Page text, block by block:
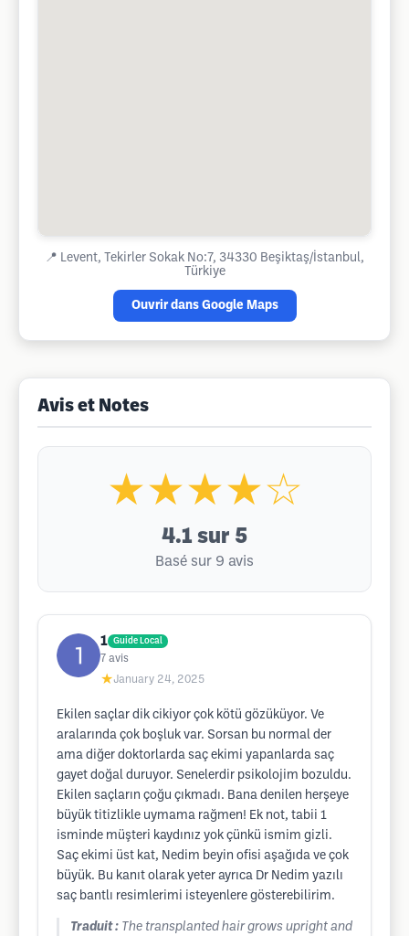
📍 Levent, Tekirler Sokak No:7, 34330 Beşiktaş/İstanbul,
Türkiye
Ouvrir dans Google Maps
Avis et Notes
★★★★☆
4.1 sur 5
Basé sur 9 avis
1 Guide Local
7 avis
★January 24, 2025
Ekilen saçlar dik cikiyor çok kötü gözüküyor. Ve
aralarında çok boşluk var. Sorsan bu normal der
ama diğer doktorlarda saç ekimi yapanlarda saç
gayet doğal duruyor. Senelerdir psikolojim bozuldu.
Ekilen saçların çoğu çıkmadı. Bana denilen herşeye
büyük titizlikle uymama rağmen! Ek not, tabii 1
isminde müşteri kaydınız yok çünkü ismim gizli.
Saç ekimi üst kat, Nedim beyin ofisi aşağıda ve çok
büyük. Bu kanıt olarak yeter ayrıca Dr Nedim yazılı
saç bantlı resimlerimi isteyenlere gösterebilirim.
Traduit : The transplanted hair grows upright and